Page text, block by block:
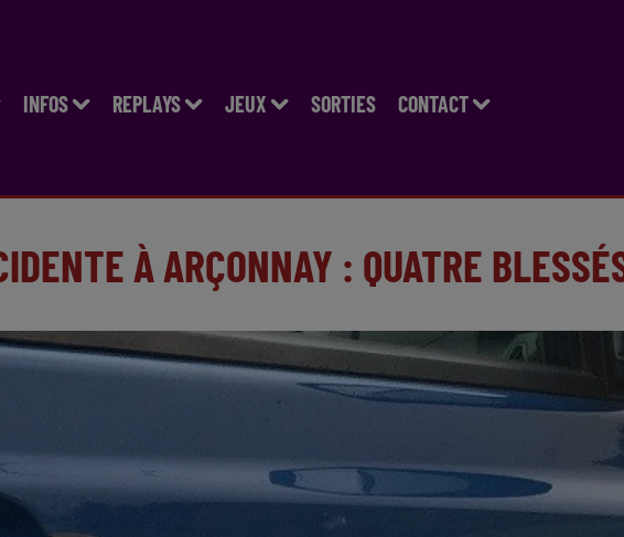
INFOS REPLAYS JEUX SORTIES CONTACT
À ARÇONNAY : QUATRE